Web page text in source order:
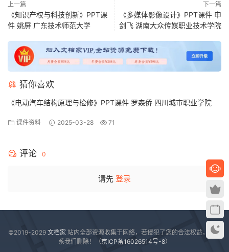
上一篇
《知识产权与科技创新》PPT课
件 姚屏 广东技术师范大学
下一篇
《多媒体影像设计》PPT课件 申
剑飞 湖南大众传媒职业技术学院
猜你喜欢
《电动汽车结构原理与检修》PPT课件 罗森侨 四川城市职业学院
课件资料 2025-03-28 71
评论 0
请先 登录
©2019-2029 文档家 站内全部资源收集于网络，若侵犯了您的合法权益，请联
系我们删除！（京ICP备16026514号-8）